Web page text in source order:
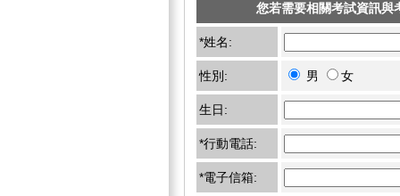
您若需要相關考試資訊與
*姓名:
性別: 男 女
生日:
*行動電話:
*電子信箱: